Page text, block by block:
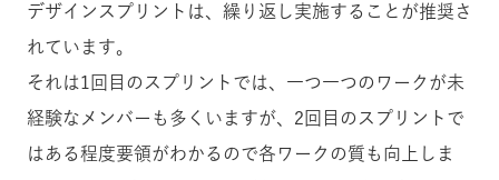
デザインスプリントは、繰り返し実施することが推奨さ
れています。
それは1回目のスプリントでは、一つ一つのワークが未
経験なメンバーも多くいますが、2回目のスプリントで
はある程度要領がわかるので各ワークの質も向上しま